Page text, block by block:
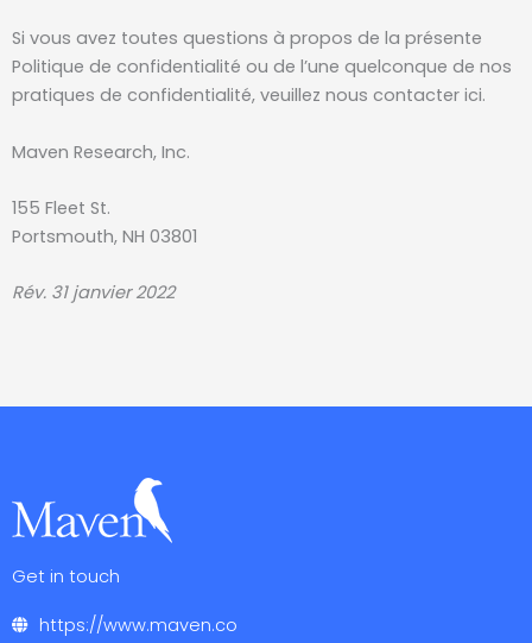
Si vous avez toutes questions à propos de la présente
Politique de confidentialité ou de l’une quelconque de nos
pratiques de confidentialité, veuillez nous contacter ici.
Maven Research, Inc.
155 Fleet St.
Portsmouth, NH 03801
Rév. 31 janvier 2022
Get in touch
https://www.maven.co